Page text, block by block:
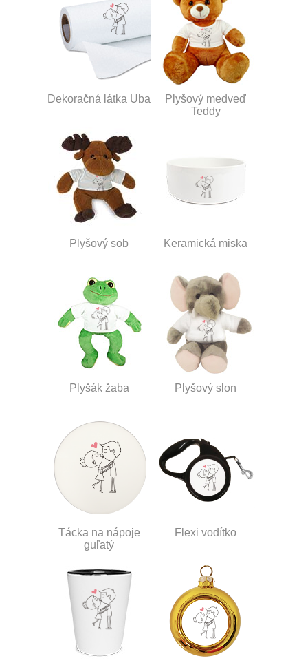
Dekoračná látka Uba
Plyšový medveď
Teddy
Plyšový sob Keramická miska
Plyšák žaba Plyšový slon
Tácka na nápoje
guľatý
Flexi vodítko